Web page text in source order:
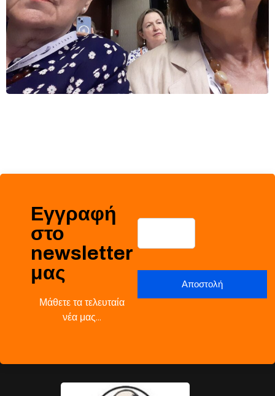
Εγγραφή
στο
newsletter
μας
Μάθετε τα τελευταία
νέα μας…